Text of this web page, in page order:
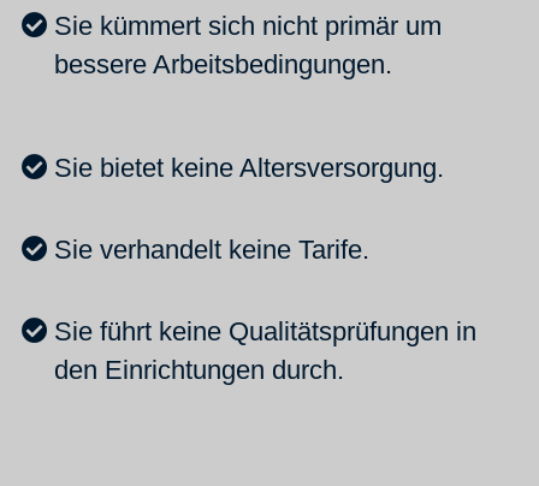
Sie kümmert sich nicht primär um
bessere Arbeitsbedingungen.
Sie bietet keine Altersversorgung.
Sie verhandelt keine Tarife.
Sie führt keine Qualitätsprüfungen in
den Einrichtungen durch.